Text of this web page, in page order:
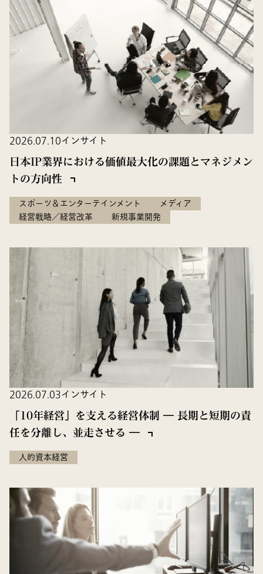
2026.07.10インサイト
日本IP業界における価値最大化の課題とマネジメン
トの方向性
スポーツ＆エンターテインメント
メディア
経営戦略／経営改革
新規事業開発
2026.07.03インサイト
「10年経営」を支える経営体制 ― 長期と短期の責
任を分離し、並走させる ―
人的資本経営